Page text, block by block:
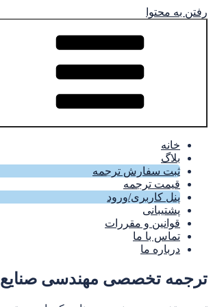
رفتن به محتوا
خانه
بلاگ
ثبت سفارش ترجمه
قیمت ترجمه
پنل کاربری/ورود
پشتیبانی
قوانین و مقررات
تماس با ما
درباره ما
ترجمه تخصصی مهندسی صنایع